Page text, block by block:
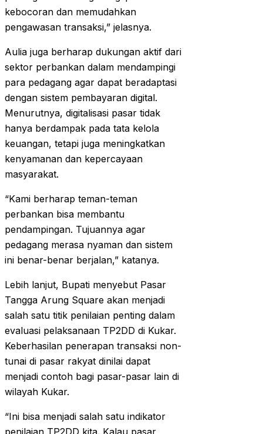
kebocoran dan memudahkan
pengawasan transaksi,” jelasnya.
Aulia juga berharap dukungan aktif dari
sektor perbankan dalam mendampingi
para pedagang agar dapat beradaptasi
dengan sistem pembayaran digital.
Menurutnya, digitalisasi pasar tidak
hanya berdampak pada tata kelola
keuangan, tetapi juga meningkatkan
kenyamanan dan kepercayaan
masyarakat.
“Kami berharap teman-teman
perbankan bisa membantu
pendampingan. Tujuannya agar
pedagang merasa nyaman dan sistem
ini benar-benar berjalan,” katanya.
Lebih lanjut, Bupati menyebut Pasar
Tangga Arung Square akan menjadi
salah satu titik penilaian penting dalam
evaluasi pelaksanaan TP2DD di Kukar.
Keberhasilan penerapan transaksi non-
tunai di pasar rakyat dinilai dapat
menjadi contoh bagi pasar-pasar lain di
wilayah Kukar.
“Ini bisa menjadi salah satu indikator